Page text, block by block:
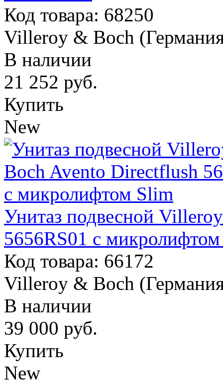
Код товара: 68250
Villeroy & Boch
В наличии
21 252 руб.
Купить
New
Унитаз подвесной
5656RS01 с
Код товара: 66172
Villeroy & Boch
В наличии
39 000 руб.
Купить
New